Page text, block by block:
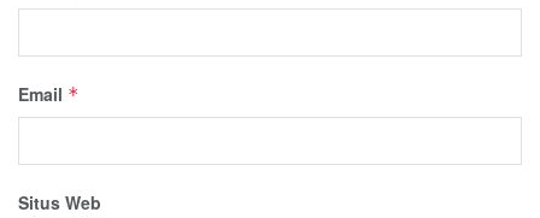
Email *
Situs Web